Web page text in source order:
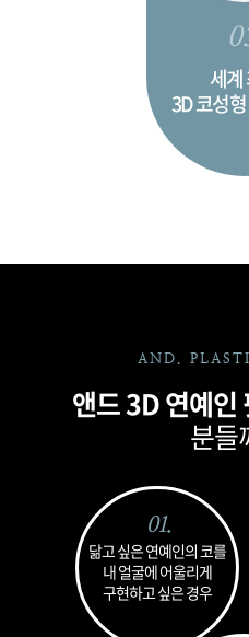
세계
3D 코성
AND.
앤드 3D 연예인
분들
01.
닮고 싶은 연예인의 코를
내 얼굴에 어울리게
구현하고 싶은 경우